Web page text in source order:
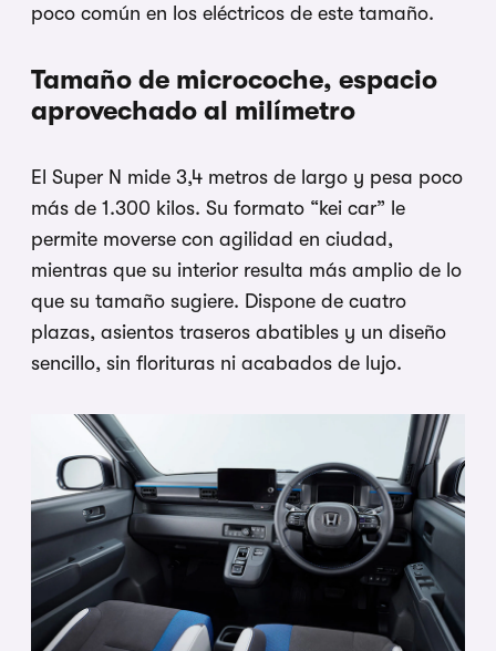
poco común en los eléctricos de este tamaño.
Tamaño de microcoche, espacio
aprovechado al milímetro
El Super N mide 3,4 metros de largo y pesa poco
más de 1.300 kilos. Su formato “kei car” le
permite moverse con agilidad en ciudad,
mientras que su interior resulta más amplio de lo
que su tamaño sugiere. Dispone de cuatro
plazas, asientos traseros abatibles y un diseño
sencillo, sin florituras ni acabados de lujo.